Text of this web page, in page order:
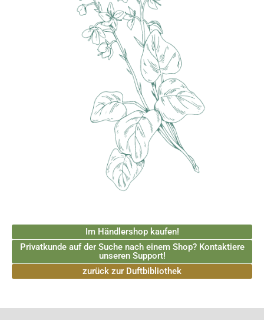
Im Händlershop kaufen!
Privatkunde auf der Suche nach einem Shop? Kontaktiere
unseren Support!
zurück zur Duftbibliothek